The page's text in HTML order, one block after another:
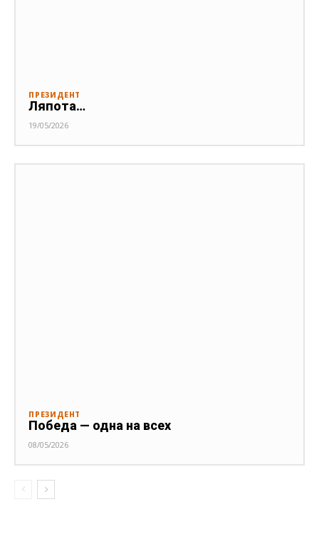
ПРЕЗИДЕНТ
Ляпота…
19/05/2026
ПРЕЗИДЕНТ
Победа — одна на всех
08/05/2026